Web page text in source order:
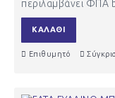
περιλαμβάνει ΦΠΑ
ΚΑΛΆΘΙ
Επιθυμητό